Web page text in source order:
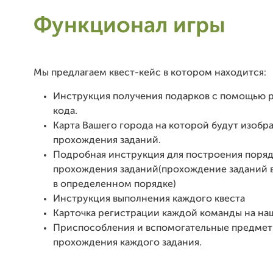
Функционал игры
Мы предлагаем квест-кейс в котором находится:
Инструкция получения подарков с помощью
кода.
Карта Вашего города на которой будут
прохождения заданий.
Подробная инструкция для построения
прохождения заданий(прохождение заданий
в определенном порядке)
Инструкция выполнения каждого квеста
Карточка регистрации каждой команды на
Приспособления и вспомогательные
прохождения каждого задания.